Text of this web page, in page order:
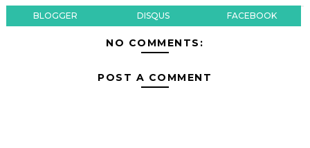
BLOGGER DISQUS FACEBOOK
NO COMMENTS:
POST A COMMENT